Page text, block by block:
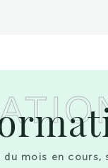
mois en cours,